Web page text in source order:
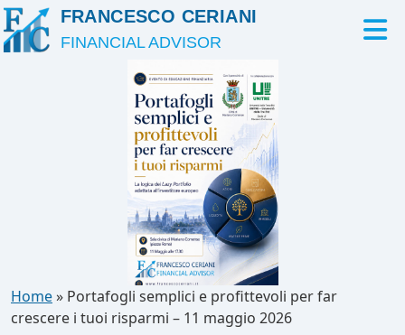
FRANCESCO CERIANI
FINANCIAL ADVISOR
Home» Portafogli semplici e profittevoli per far
crescere i tuoi risparmi – 11 maggio 2026